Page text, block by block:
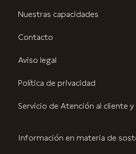
Nuestras capacidades
Contacto
Aviso legal
Política de privacidad
Servicio de Atención al cliente y
Información en materia de